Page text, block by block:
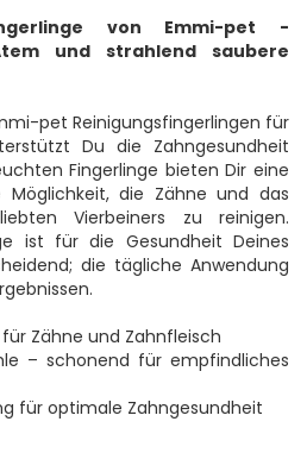
von Emmi-pet -
und strahlend saubere
pet Reinigungsfingerlingen für
Du die Zahngesundheit
Fingerlinge bieten Dir eine
die Zähne und das
Vierbeiners zu reinigen.
ist für die Gesundheit Deines
die tägliche Anwendung
Zähne und Zahnfleisch
– schonend für empfindliches
für optimale Zahngesundheit